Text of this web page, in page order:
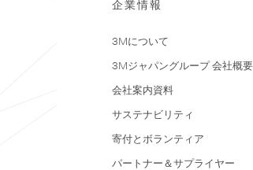
企業情報
3Mについて
3Mジャパングループ 会社概要
会社案内資料
サステナビリティ
寄付とボランティア
パートナー＆サプライヤー